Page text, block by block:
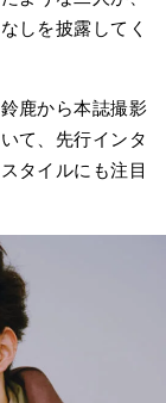
しを披露してく
鹿から本誌撮影
て、先行インタ
タイルにも注目